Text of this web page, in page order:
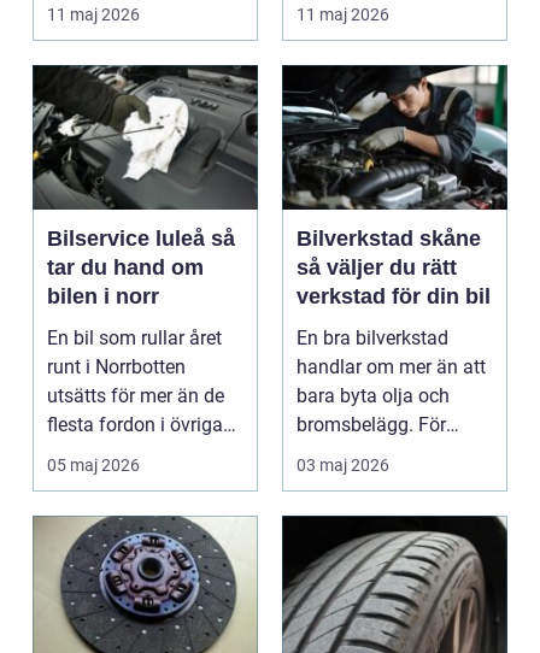
11 maj 2026
är verk...
11 maj 2026
Bilservice luleå så
tar du hand om
bilen i norr
En bil som rullar året
runt i Norrbotten
utsätts för mer än de
flesta fordon i övriga
landet. Kyla, ...
05 maj 2026
Bilverkstad skåne
så väljer du rätt
verkstad för din bil
En bra bilverkstad
handlar om mer än att
bara byta olja och
bromsbelägg. För
många är bilen
avgörand...
03 maj 2026